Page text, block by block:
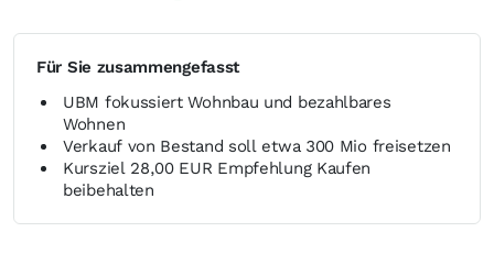
Für Sie zusammengefasst
UBM fokussiert Wohnbau und bezahlbares
Wohnen
Verkauf von Bestand soll etwa 300 Mio freisetzen
Kursziel 28,00 EUR Empfehlung Kaufen
beibehalten